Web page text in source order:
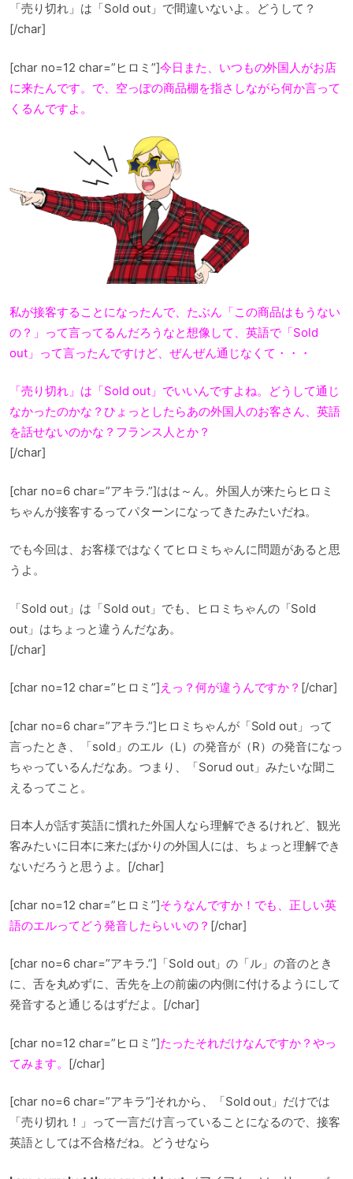
「売り切れ」は「Sold out」で間違いないよ。どうして？
[/char]
[char no=12 char=”ヒロミ”]今日また、いつもの外国人がお店
に来たんです。で、空っぽの商品棚を指さしながら何か言って
くるんですよ。
私が接客することになったんで、たぶん「この商品はもうない
の？」って言ってるんだろうなと想像して、英語で「Sold
out」って言ったんですけど、ぜんぜん通じなくて・・・
「売り切れ」は「Sold out」でいいんですよね。どうして通じ
なかったのかな？ひょっとしたらあの外国人のお客さん、英語
を話せないのかな？フランス人とか？
[/char]
[char no=6 char=”アキラ.”]はは～ん。外国人が来たらヒロミ
ちゃんが接客するってパターンになってきたみたいだね。
でも今回は、お客様ではなくてヒロミちゃんに問題があると思
うよ。
「Sold out」は「Sold out」でも、ヒロミちゃんの「Sold
out」はちょっと違うんだなあ。
[/char]
[char no=12 char=”ヒロミ”]えっ？何が違うんですか？ [/char]
[char no=6 char=”アキラ.”]ヒロミちゃんが「Sold out」って
言ったとき、「sold」のエル（L）の発音が（R）の発音になっ
ちゃっているんだなあ。つまり、「Sorud out」みたいな聞こ
えるってこと。
日本人が話す英語に慣れた外国人なら理解できるけれど、観光
客みたいに日本に来たばかりの外国人には、ちょっと理解でき
ないだろうと思うよ。[/char]
[char no=12 char=”ヒロミ”]そうなんですか！でも、正しい英
語のエルってどう発音したらいいの？ [/char]
[char no=6 char=”アキラ.”]「Sold out」の「ル」の音のとき
に、舌を丸めずに、舌先を上の前歯の内側に付けるようにして
発音すると通じるはずだよ。[/char]
[char no=12 char=”ヒロミ”]たったそれだけなんですか？やっ
てみます。 [/char]
[char no=6 char=”アキラ”]それから、「Sold out」だけでは
「売り切れ！」って一言だけ言っていることになるので、接客
英語としては不合格だね。どうせなら